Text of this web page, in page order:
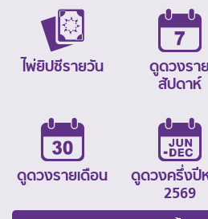
ไพ่ยิปซีรายวัน
ดูดวงราย
สัปดาห์
ดูดวงรายเดือน
ดูดวงครึ่งปี
2569